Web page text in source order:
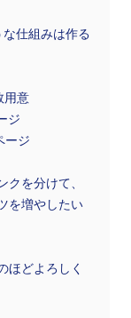
仕組みは作る
用意
ジ
ージ
を分けて、
を増やしたい
ほどよろしく